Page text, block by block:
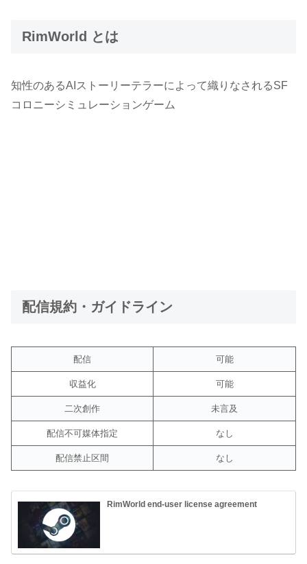
RimWorld とは
知性のあるAIストーリーテラーによって織りなされるSF
コロニーシミュレーションゲーム
配信規約・ガイドライン
配信 可能
収益化 可能
二次創作 未言及
配信不可媒体指定 なし
配信禁止区間 なし
RimWorld end-user license agreement